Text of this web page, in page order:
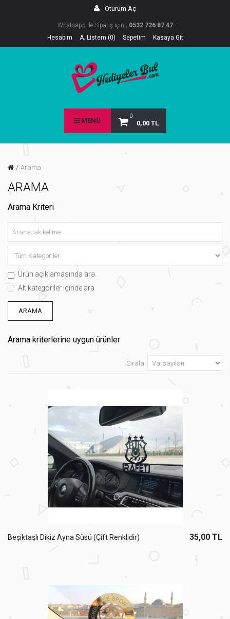
Oturum Aç
Whatsapp ile Sipariş için ; 0532 726 87 47
Hesabım
A. Listem (0) Sepetim Kasaya Git
0
0,00 TL
MENÜ
Arama
ARAMA
Arama Kriteri
Ürün açıklamasında ara.
Alt kategoriler içinde ara
Arama kriterlerine uygun ürünler
Sırala:
Beşiktaşlı Dikiz Ayna Süsü (Çift Renklidir) 35,00 TL